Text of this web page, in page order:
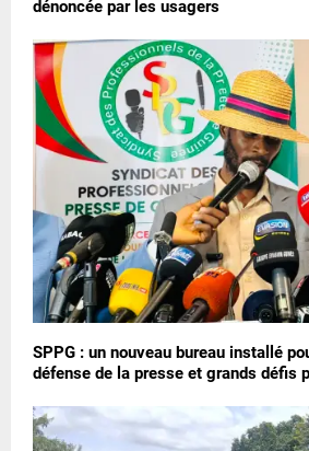
dénoncée par les usagers
SPPG : un nouveau bureau installé
défense de la presse et grands défis